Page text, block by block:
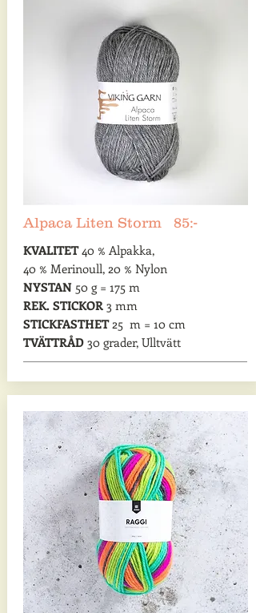
Alpaca Liten Storm 85:-
KVALITET40 % Alpakka,
40 % Merinoull, 20 % Nylon
NYSTAN50 g = 175 m
REK. STICKOR 3 mm
STICKFASTHET25 m = 10 cm
TVÄTTRÅD 30 grader, Ulltvätt